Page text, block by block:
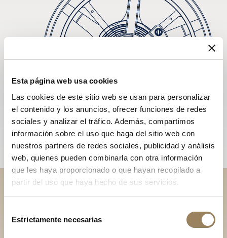
Esta página web usa cookies
Las cookies de este sitio web se usan para personalizar
el contenido y los anuncios, ofrecer funciones de redes
sociales y analizar el tráfico. Además, compartimos
información sobre el uso que haga del sitio web con
nuestros partners de redes sociales, publicidad y análisis
web, quienes pueden combinarla con otra información
que les haya proporcionado o que hayan recopilado a
partir del uso que haya hecho de sus servicios.
Estrictamente necesarias
Descubra nuestras
colecciones en boutique